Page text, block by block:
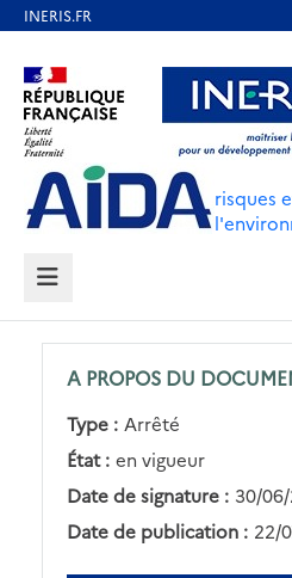
contenu
principal
Aller au contenu Aller
Aller au pied de page
risques
MENU
A PROPOS DU
Type : Arrêté
État : en vigueur
Date de signature : 30/
Date de publication : 22/